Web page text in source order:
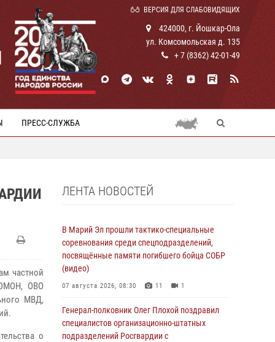
ВЕРСИЯ ДЛЯ СЛАБОВИДЯЩИХ
424000, г. Йошкар-Ола
ул. Комсомольская д. 135
+ 7 (8362) 42-01-49
ПРЕСС-СЛУЖБА
частной
ОМОН, ОВО
МВД,
о
ЛЕНТА НОВОСТЕЙ
В Марий Эл прошли тактико-специальные
соревнования среди спецподразделений,
посвящённые памяти погибшего бойца СОБР
(видео)
07 августа 2026, 08:30 11 1
Генерал-полковник Олег Плохой поздравил
специалистов организационно-штатных
подразделений Росгвардии с